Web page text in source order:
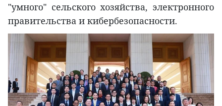
"умного" сельского хозяйства, электронного
правительства и кибербезопасности.